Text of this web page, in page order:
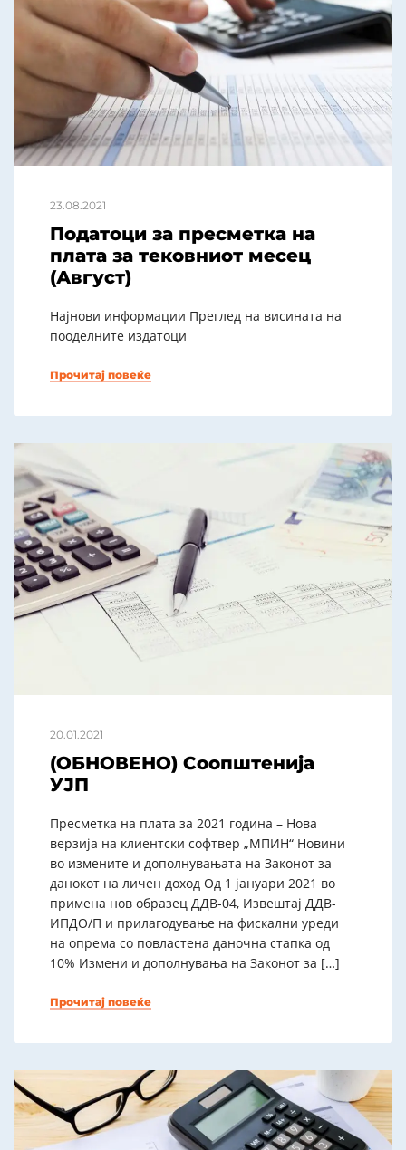
23.08.2021
Податоци за пресметка на
плата за тековниот месец
(Август)
Најнови информации Преглед на висината на
пооделните издатоци
Прочитај повеќе
20.01.2021
(ОБНОВЕНО) Соопштенија
УЈП
Пресметка на плата за 2021 година – Нова
верзија на клиентски софтвер „МПИН“ Новини
во измените и дополнувањата на Законот за
данокот на личен доход Од 1 јануари 2021 во
примена нов образец ДДВ-04, Извештај ДДВ-
ИПДО/П и прилагодување на фискални уреди
на опрема со повластена даночна стапка од
10% Измени и дополнувања на Законот за […]
Прочитај повеќе